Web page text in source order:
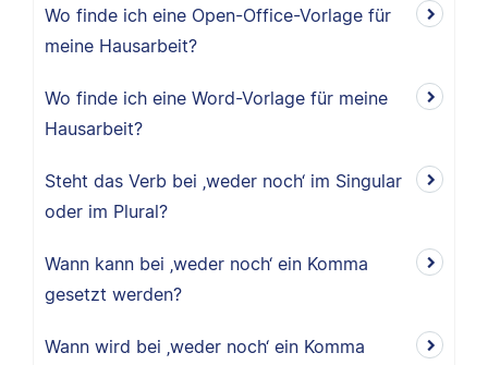
Wo finde ich eine Open-Office-Vorlage für
meine Hausarbeit?
Wo finde ich eine Word-Vorlage für meine
Hausarbeit?
Steht das Verb bei ‚weder noch‘ im Singular
oder im Plural?
Wann kann bei ‚weder noch‘ ein Komma
gesetzt werden?
Wann wird bei ‚weder noch‘ ein Komma